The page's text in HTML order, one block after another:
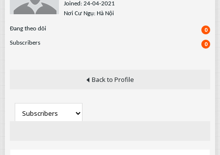
Joined: 24-04-2021
Nơi Cư Ngụ: Hà Nội
Ðang theo dõi 0
Subscribers 0
Back to Profile